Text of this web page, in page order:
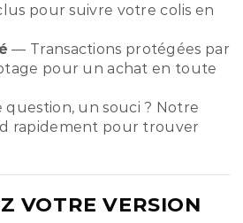
pour suivre votre colis en
— Transactions protégées par
pour un achat en toute
un souci ? Notre
rapidement pour trouver
VOTRE VERSION